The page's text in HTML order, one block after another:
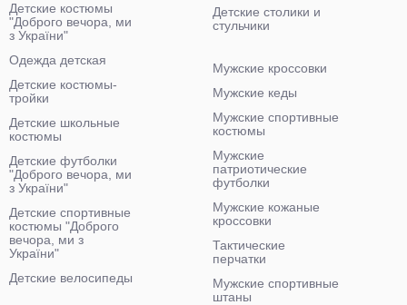
Детские столики и
стульчики
Детские костюмы
"Доброго вечора, ми
з України"
Одежда детская
Детские костюмы-
тройки
Детские школьные
костюмы
Детские футболки
"Доброго вечора, ми
з України"
Детские спортивные
костюмы "Доброго
вечора, ми з
України"
Детские велосипеды
Мужские кроссовки
Мужские кеды
Мужские спортивные
костюмы
Мужские
патриотические
футболки
Мужские кожаные
кроссовки
Тактические
перчатки
Мужские спортивные
штаны